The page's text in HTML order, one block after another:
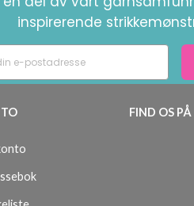
inspirerende
FIND OS PÅ